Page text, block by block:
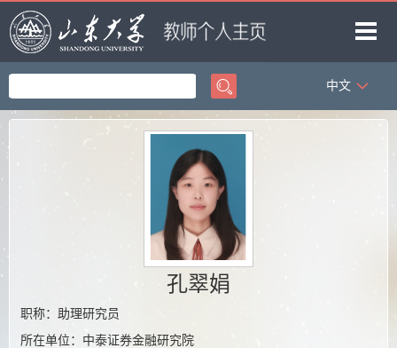
首页
中文
孔翠娟
职称：助理研究员
所在单位：中泰证券金融研究院